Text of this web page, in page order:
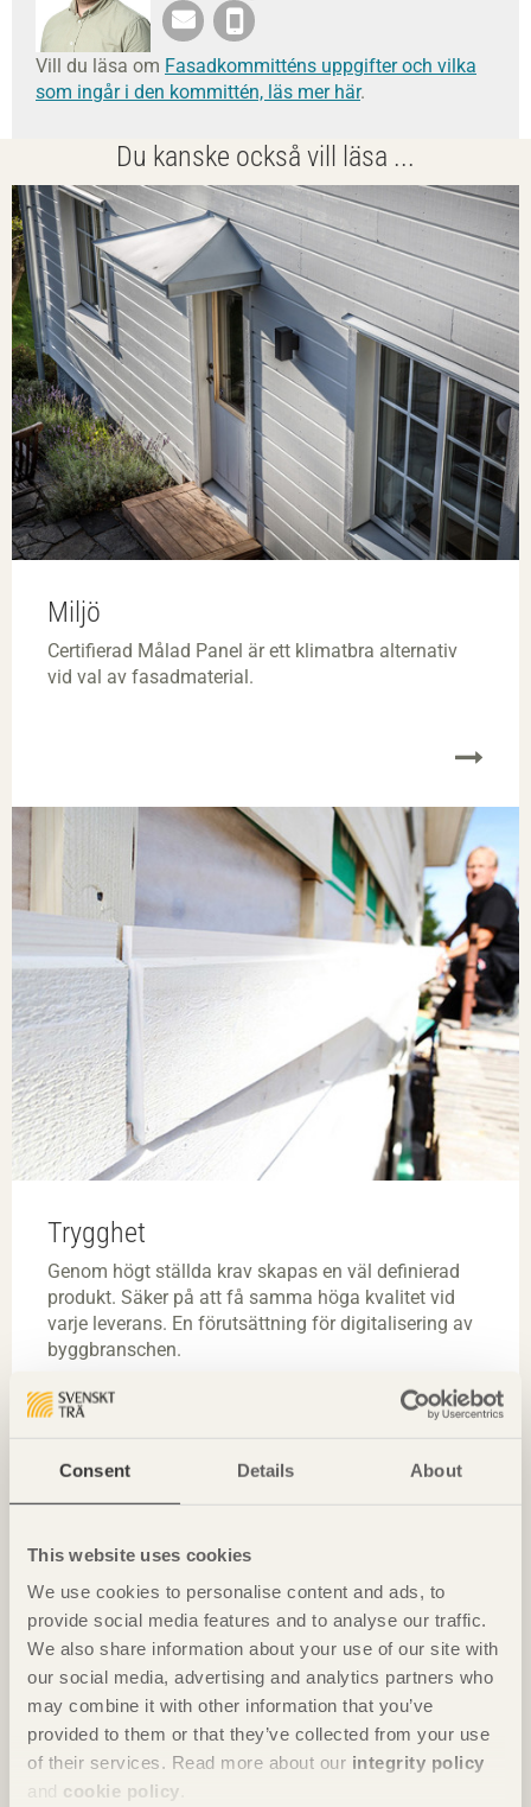
Consent Details About
This website uses cookies
We use cookies to personalise content and ads, to
provide social media features and to analyse our traffic.
We also share information about your use of our site with
our social media, advertising and analytics partners who
may combine it with other information that you’ve
provided to them or that they’ve collected from your use
of their services. Read more about our integrity policy
and cookie policy
Vill du läsa om Fasadkommitténs uppgifter och vilka
som ingår i den kommittén, läs mer här.
Du kanske också vill läsa ...
Miljö
Certifierad Målad Panel är ett klimatbra alternativ
vid val av fasadmaterial.
Trygghet
Genom högt ställda krav skapas en väl definierad
produkt. Säker på att få samma höga kvalitet vid
varje leverans. En förutsättning för digitalisering av
byggbranschen.